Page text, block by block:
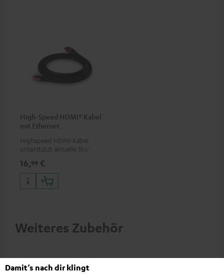
High-Speed HDMI® Kabel
mit Ethernet
Highspeed HDMI-Kabel
unterstützt aktuelle Standards
16,99 €
Weiteres Zubehör
Damit‘s nach dir klingt